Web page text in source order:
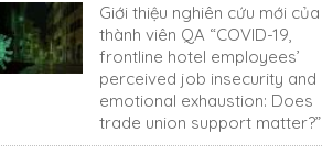
Giới thiệu nghiên cứu mới của
thành viên QA “COVID-19,
frontline hotel employees’
perceived job insecurity and
emotional exhaustion: Does
trade union support matter?”